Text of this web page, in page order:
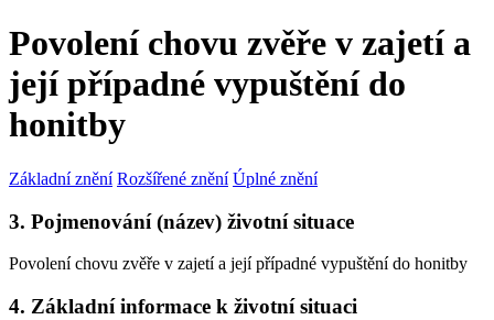
Povolení chovu zvěře v zajetí a
její případné vypuštění do
honitby
Základní znění Rozšířené znění Úplné znění
3. Pojmenování (název) životní situace
Povolení chovu zvěře v zajetí a její případné vypuštění do honitby
4. Základní informace k životní situaci